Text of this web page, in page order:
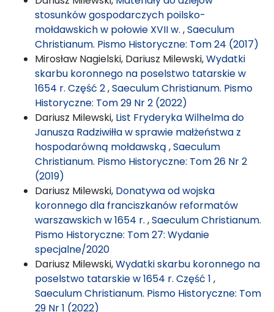
stosunków gospodarczych poilsko-
mołdawskich w połowie XVII w. ,Saeculum
Christianum. Pismo Historyczne: Tom 24 (2017)
Mirosław Nagielski, Dariusz Milewski,Wydatki
skarbu koronnego na poselstwo tatarskie w
1654 r. Część 2,Saeculum Christianum. Pismo
Historyczne: Tom 29 Nr 2 (2022)
Dariusz Milewski, List Fryderyka Wilhelma do
Janusza Radziwiłła w sprawie małżeństwa z
hospodarówną mołdawską ,Saeculum
Christianum. Pismo Historyczne: Tom 26 Nr 2
(2019)
Dariusz Milewski, Donatywa od wojska
koronnego dla franciszkanów reformatów
warszawskich w 1654 r. ,Saeculum Christianum.
Pismo Historyczne: Tom 27: Wydanie
specjalne/2020
Dariusz Milewski,Wydatki skarbu koronnego na
poselstwo tatarskie w 1654 r. Część 1 ,
Saeculum Christianum. Pismo Historyczne: Tom
29 Nr 1 (2022)